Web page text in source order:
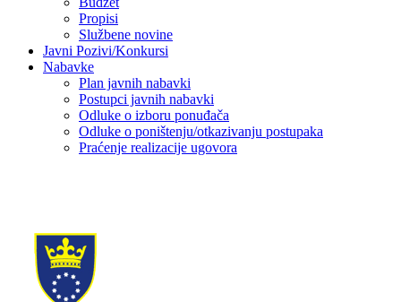
Propisi
Službene novine
Javni Pozivi/Konkursi
Nabavke
Plan javnih nabavki
Postupci javnih nabavki
Odluke o izboru ponuđača
Odluke o poništenju/otkazivanju postupaka
Praćenje realizacije ugovora